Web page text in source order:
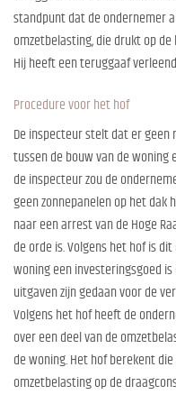
standpunt dat de ondernemer
omzetbelasting, die drukt op
Hij heeft een teruggaaf
Procedure voor het hof
De inspecteur stelt dat er
tussen de bouw van de woning
de inspecteur zou de
geen zonnepanelen op het
naar een arrest van de Hoge
de orde is. Volgens het hof is
woning een investeringsgoed
uitgaven zijn gedaan voor de
Volgens het hof heeft de
over een deel van de
de woning. Het hof berekent
omzetbelasting op de